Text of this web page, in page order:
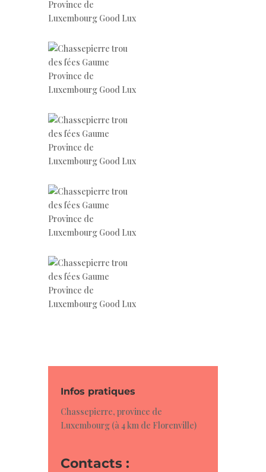
Infos pratiques
Chassepierre, province de
Luxembourg (à 4 km de Florenville)
Contacts :